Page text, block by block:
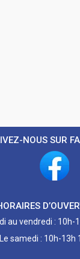
NOUS SUR
au vendredi : 10h-
Le samedi : 10h-13h